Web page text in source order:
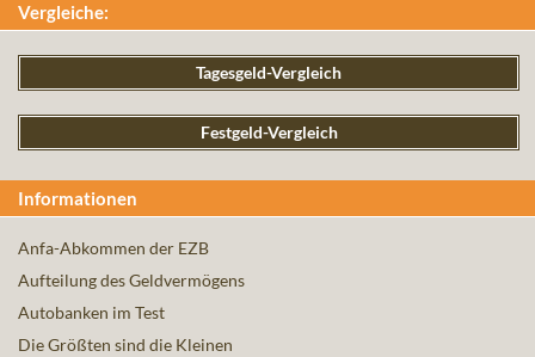
Vergleiche:
Tagesgeld-Vergleich
Festgeld-Vergleich
Informationen
Anfa-Abkommen der EZB
Aufteilung des Geldvermögens
Autobanken im Test
Die Größten sind die Kleinen